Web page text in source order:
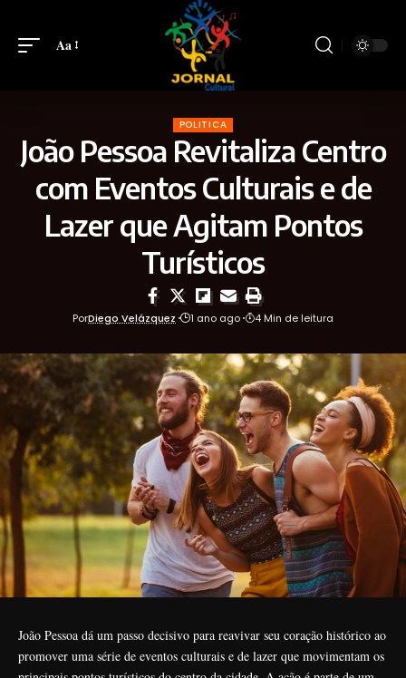
Aa
POLITICA
João Pessoa Revitaliza Centro
com Eventos Culturais e de
Lazer que Agitam Pontos
Turísticos
PorDiego Velázquez 1 ano ago 4 Min de leitura
João Pessoa dá um passo decisivo para reavivar seu coração histórico ao
promover uma série de eventos culturais e de lazer que movimentam os